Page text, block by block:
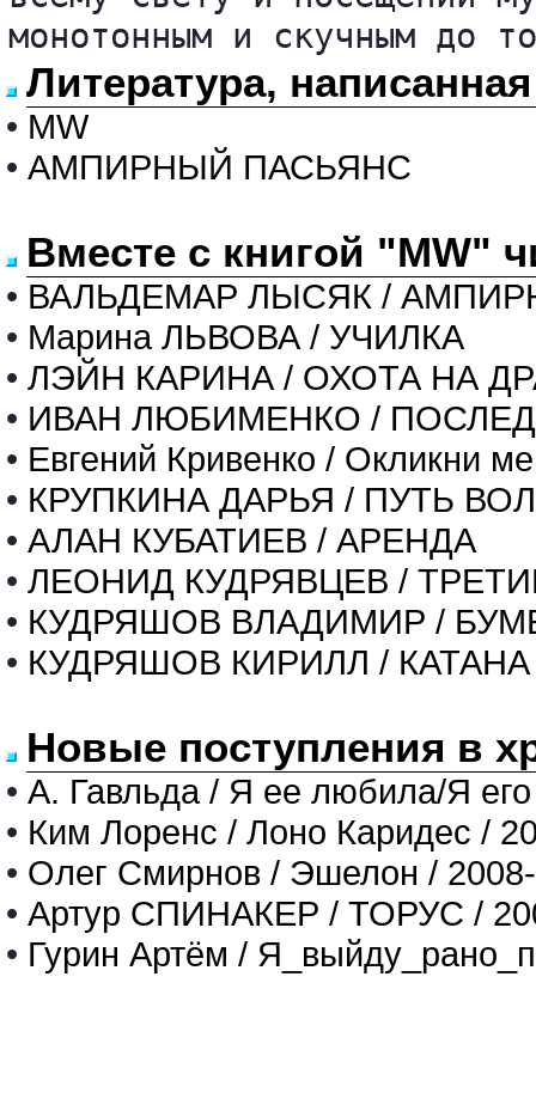
монотонным и скучным до
Литература,
• MW
• АМПИРНЫЙ ПАСЬЯНС
Вместе с книгой "MW"
• ВАЛЬДЕМАР ЛЫСЯК /
• Марина ЛЬВОВА / УЧИЛКА
• ЛЭЙН КАРИНА / ОХОТА НА
• ИВАН ЛЮБИМЕНКО /
• Евгений Кривенко / Окликни
• КРУПКИНА ДАРЬЯ / ПУТЬ
• АЛАН КУБАТИЕВ / АРЕНДА
• ЛЕОНИД КУДРЯВЦЕВ /
• КУДРЯШОВ ВЛАДИМИР /
• КУДРЯШОВ КИРИЛЛ / КАТАНА
Новые поступления в
• А. Гавльда / Я ее любила/Я
• Ким Лоренс / Лоно Каридес /
• Олег Смирнов / Эшелон /
• Артур СПИНАКЕР / ТОРУС /
• Гурин Артём /